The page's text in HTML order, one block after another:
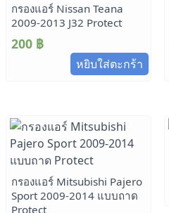
กรองแอร์ Nissan Teana
2009-2013 J32 Protect
200 ฿
หยิบใส่ตะกร้า
กรองแอร์ Mitsubishi Pajero
Sport 2009-2014 แบบถาด
Protect